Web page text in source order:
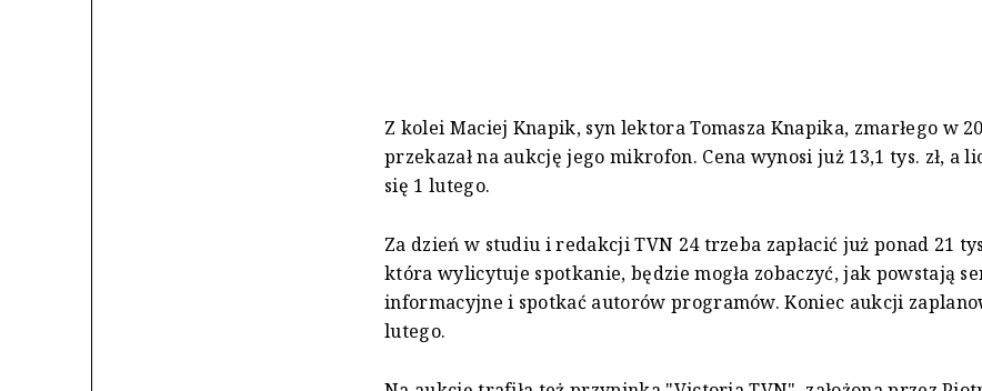
Z kolei Maciej Knapik, syn lektora Tomasza Knapika, zmarłego w
przekazał na aukcję jego mikrofon. Cena wynosi już 13,1 tys. zł, a
się 1 lutego.
Za dzień w studiu i redakcji TVN 24 trzeba zapłacić już ponad 21
która wylicytuje spotkanie, będzie mogła zobaczyć, jak powstają
informacyjne i spotkać autorów programów. Koniec aukcji
lutego.